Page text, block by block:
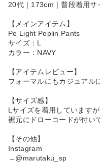
20代｜173cm｜普段着用サ
【メインアイテム】
Pe Light Poplin Pants
サイズ：L
カラー：NAVY
【アイテムレビュー】
フォーマルにもカジュアル
【サイズ感】
Lサイズを着用しています
裾元にドローコードが付い
【その他】
Instagram
→@marutaku_sp